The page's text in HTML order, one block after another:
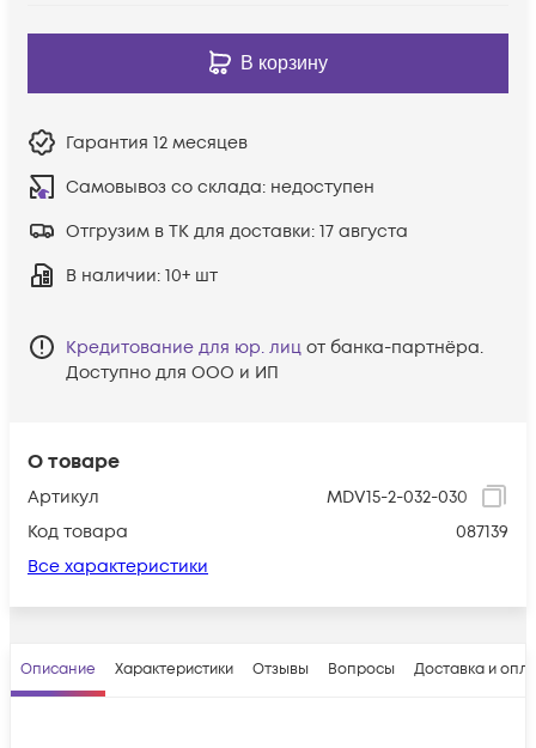
О товаре
Артикул
MDV15-2-032-030
Код товара
087139
Все характеристики
В корзину
Гарантия 12 месяцев
Самовывоз со склада: недоступен
Отгрузим в ТК для доставки: 17 августа
В наличии: 10+ шт
Кредитование для юр. лиц от банка-партнёра.
Доступно для ООО и ИП
Описание Характеристики Отзывы Вопросы Доставка и